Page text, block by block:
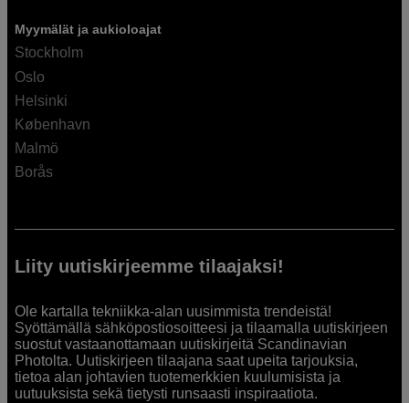
Myymälät ja aukioloajat
Stockholm
Oslo
Helsinki
København
Malmö
Borås
Liity uutiskirjeemme tilaajaksi!
Ole kartalla tekniikka-alan uusimmista trendeistä!
Syöttämällä sähköpostiosoitteesi ja tilaamalla uutiskirjeen
suostut vastaanottamaan uutiskirjeitä Scandinavian
Photolta. Uutiskirjeen tilaajana saat upeita tarjouksia,
tietoa alan johtavien tuotemerkkien kuulumisista ja
uutuuksista sekä tietysti runsaasti inspiraatiota.